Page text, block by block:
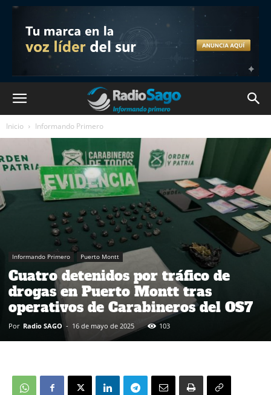
Inicio Informando Primero
Informando Primero Puerto Montt
Cuatro detenidos por tráfico de
drogas en Puerto Montt tras
operativos de Carabineros del OS7
Por Radio SAGO - 16 de mayo de 2025 103